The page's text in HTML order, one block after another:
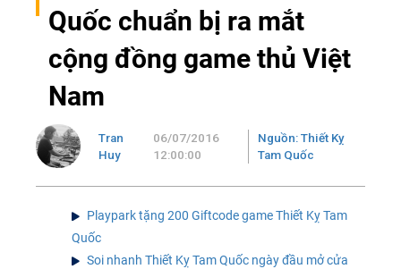
Quốc chuẩn bị ra mắt
cộng đồng game thủ Việt
Nam
Tran
Huy
06/07/2016
12:00:00
Nguồn: Thiết Kỵ
Tam Quốc
Playpark tặng 200 Giftcode game Thiết Kỵ Tam
Quốc
Soi nhanh Thiết Kỵ Tam Quốc ngày đầu mở cửa